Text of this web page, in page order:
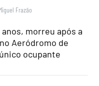
Frazão
morreu após a
Aeródromo de
ocupante